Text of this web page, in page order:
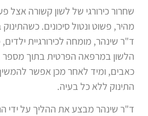
שחרור כירורגי של לשון קשורה אצל
מהיר, פשוט ונטול סיכונים. כשהתינוק
ד"ר שינהר, מומחה לכירורגיית
הלשון במרפאה הפרטית בתוך מספר
כאבים, ומיד לאחר מכן אפשר
התינוק ללא כל בעיה.
ד"ר שינהר מבצע את ההליך על ידי